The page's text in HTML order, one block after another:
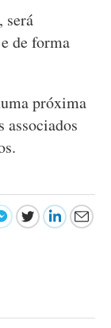
será
de forma
próxima
associados